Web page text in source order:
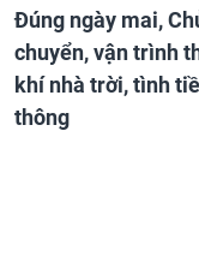
Đúng ngày mai,
chuyển, vận trình
khí nhà trời, tình
thông